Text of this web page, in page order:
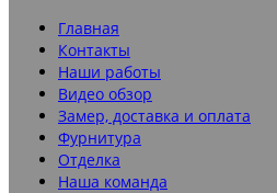
Главная
Контакты
Наши работы
Видео обзор
Замер, доставка и оплата
Фурнитура
Отделка
Наша команда